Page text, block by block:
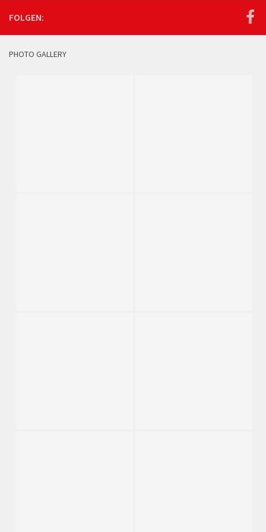
FOLGEN:
PHOTO GALLERY